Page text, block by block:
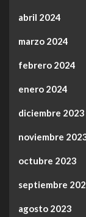
abril 2024
marzo 2024
febrero 2024
enero 2024
diciembre 2023
noviembre
octubre 2023
septiembre
agosto 2023